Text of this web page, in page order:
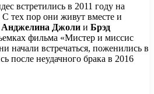
встретились в 2011 году на
тех пор они живут вместе и
Анджелина Джоли и Брэд
фильма «Мистер и миссис
начали встречаться, поженились в
после неудачного брака в 2016